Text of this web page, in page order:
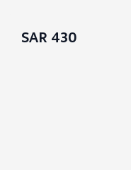
430 SAR